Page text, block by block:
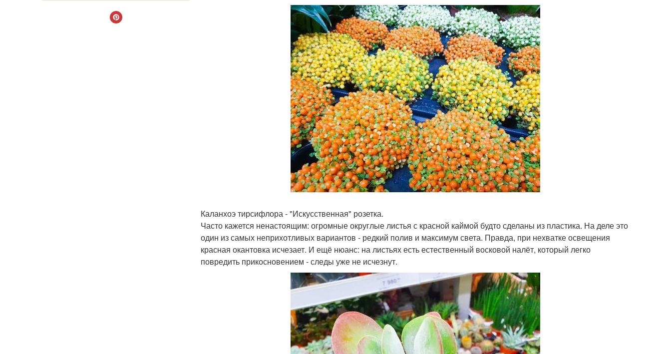
Каланхоэ тирсифлора - "Искусственная" розетка.
Часто кажется ненастоящим: огромные округлые листья с красной каймой будто сделаны из пластика. На деле это
один из самых неприхотливых вариантов - редкий полив и максимум света. Правда, при нехватке освещения
красная окантовка исчезает. И ещё нюанс: на листьях есть естественный восковой налёт, который легко
повредить прикосновением - следы уже не исчезнут.